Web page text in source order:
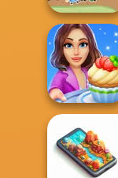
Dr. Panda Farm
Cooking Stories:
Fun Cafe